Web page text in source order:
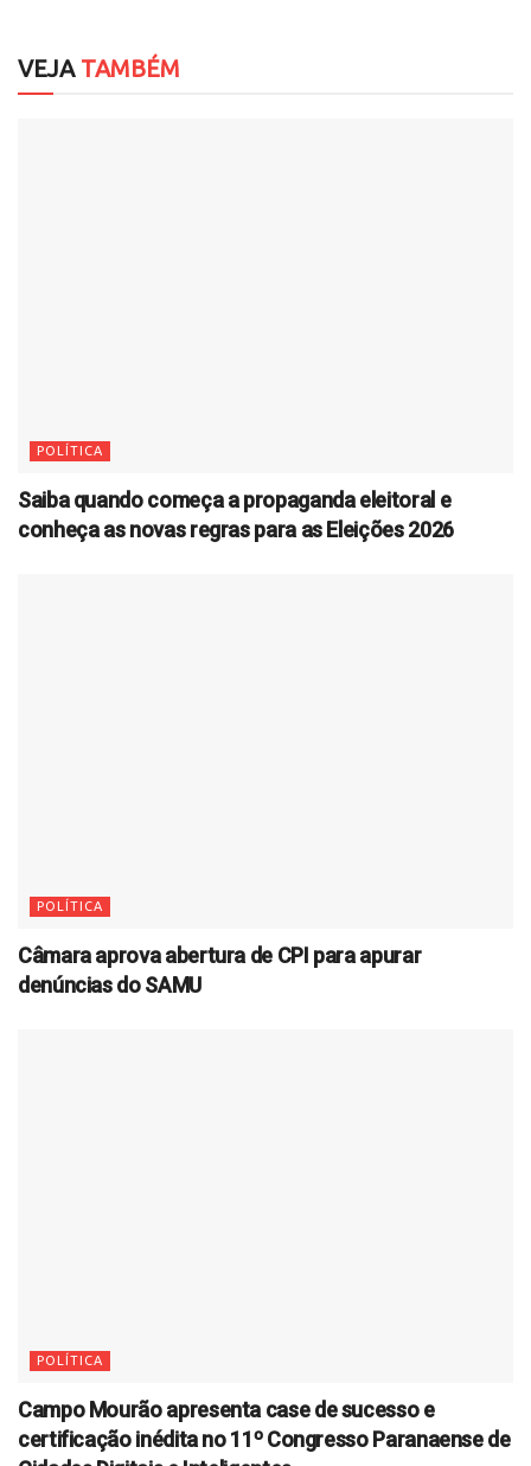
VEJATAMBÉM
POLÍTICA
Saiba quando começa a propaganda eleitoral e
conheça as novas regras para as Eleições 2026
POLÍTICA
Câmara aprova abertura de CPI para apurar
denúncias do SAMU
POLÍTICA
Campo Mourão apresenta case de sucesso e
certificação inédita no 11º Congresso Paranaense de